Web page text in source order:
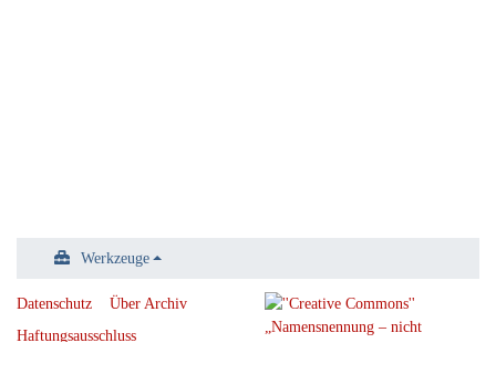
Werkzeuge
Datenschutz
Über Archiv
Haftungsausschluss